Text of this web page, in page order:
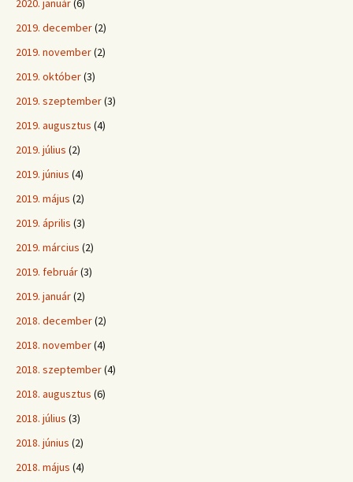
2020. január(6)
2019. december(2)
2019. november(2)
2019. október(3)
2019. szeptember(3)
2019. augusztus (4)
2019. július (2)
2019. június (4)
2019. május (2)
2019. április (3)
2019. március (2)
2019. február(3)
2019. január(2)
2018. december(2)
2018. november(4)
2018. szeptember(4)
2018. augusztus (6)
2018. július (3)
2018. június (2)
2018. május (4)